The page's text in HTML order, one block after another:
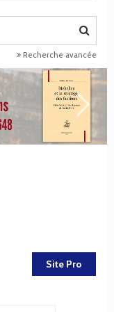
Recherche avancée
Site Pro